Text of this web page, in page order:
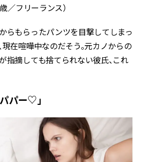
／フリーランス）
らもらったパンツを目撃してしまっ
現在喧嘩中なのだそう。元カノからの
指摘しても捨てられない彼氏、これ
パー♡」